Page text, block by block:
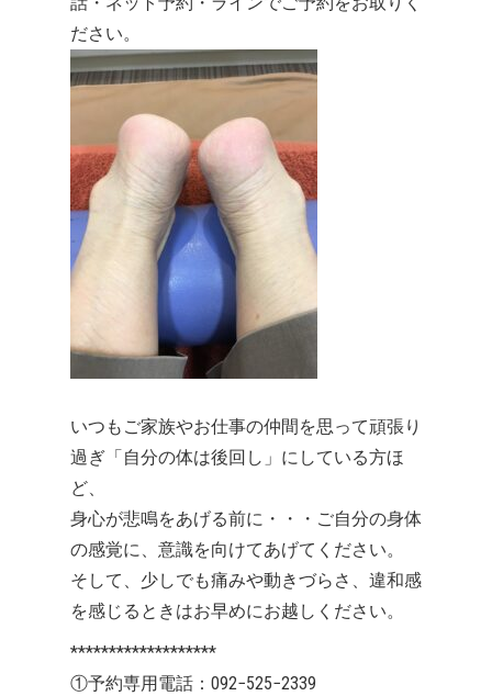
ださい。
いつもご家族やお仕事の仲間を思って頑張り
過ぎ「自分の体は後回し」にしている方ほ
ど、
身心が悲鳴をあげる前に・・・ご自分の身体
の感覚に、意識を向けてあげてください。
そして、少しでも痛みや動きづらさ、違和感
を感じるときはお早めにお越しください。
*******************
①予約専用電話：092−525−2339